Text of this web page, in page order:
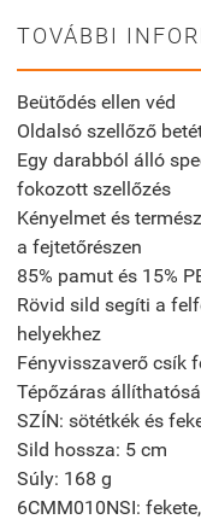
TOVÁBBI
Beütődés ellen véd
Oldalsó szellőző
Egy darabból álló
fokozott szellőzés
Kényelmet és
a fejtetőrészen
85% pamut és 15%
Rövid sild segíti a
helyekhez
Fényvisszaverő csík
Tépőzáras
SZÍN: sötétkék és
Sild hossza: 5 cm
Súly: 168 g
6CMM010NSI: